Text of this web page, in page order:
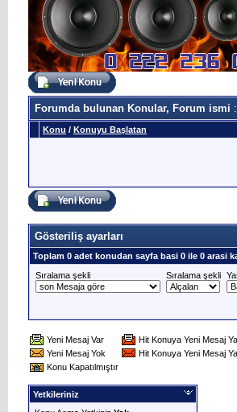
Forumda bulunan Konular, Forum ismi
Konu / Konuyu Başlatan
Gösteriliş ayarları
Toplam 0 adet konudan sayfa basi 0 ile 0 arasi
Sıralama şekli
Sıralama şekli
Yeni Mesaj Var
Hit Konuya Yeni Mesaj
Yeni Mesaj Yok
Hit Konuya Yeni Mesaj
Konu Kapatılmıştır
Yetkileriniz